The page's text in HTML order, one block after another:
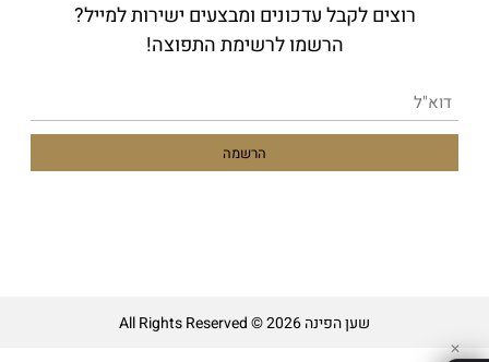
רוצים לקבל עדכונים ומבצעים ישירות למייל?
הרשמו לרשימת התפוצה!
שען הפינה All Rights Reserved © 2026
✕